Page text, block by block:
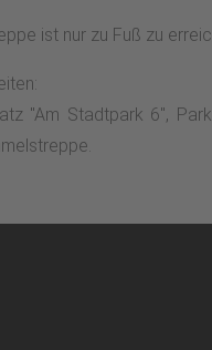
ist nur zu Fuß zu
"Am Stadtpark 6",